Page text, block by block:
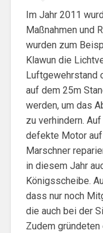
Im Jahr 2011
Maßnahmen und
wurden zum
Klawun die
Luftgewehrstand
auf dem 25m
werden, um das
zu verhindern.
defekte Motor
Marschner
in diesem Jahr
Königsscheibe.
dass nur noch
die auch bei der
Zudem